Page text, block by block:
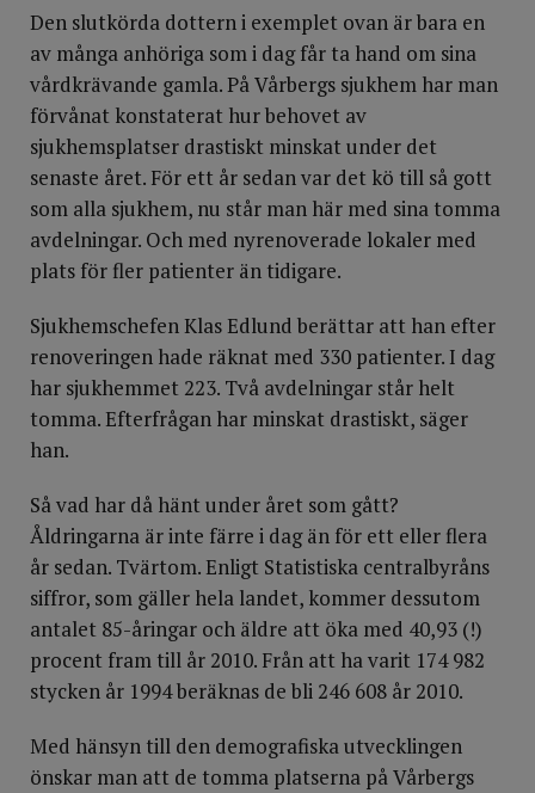
Den slutkörda dottern i exemplet ovan är bara en
av många anhöriga som i dag får ta hand om sina
vårdkrävande gamla. På Vårbergs sjukhem har man
förvånat konstaterat hur behovet av
sjukhemsplatser drastiskt minskat under det
senaste året. För ett år sedan var det kö till så gott
som alla sjukhem, nu står man här med sina tomma
avdelningar. Och med nyrenoverade lokaler med
plats för fler patienter än tidigare.
Sjukhemschefen Klas Edlund berättar att han efter
renoveringen hade räknat med 330 patienter. I dag
har sjukhemmet 223. Två avdelningar står helt
tomma. Efterfrågan har minskat drastiskt, säger
han.
Så vad har då hänt under året som gått?
Åldringarna är inte färre i dag än för ett eller flera
år sedan. Tvärtom. Enligt Statistiska centralbyråns
siffror, som gäller hela landet, kommer dessutom
antalet 85-åringar och äldre att öka med 40,93 (!)
procent fram till år 2010. Från att ha varit 174 982
stycken år 1994 beräknas de bli 246 608 år 2010.
Med hänsyn till den demografiska utvecklingen
önskar man att de tomma platserna på Vårbergs